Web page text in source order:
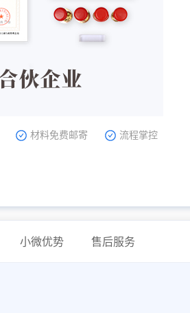
材料免费邮寄 流程掌控
小微优势 售后服务